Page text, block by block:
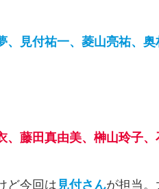
見付祐一、菱山亮祐、
藤田真由美、榊山玲子
ど今回は 見付さんが担当